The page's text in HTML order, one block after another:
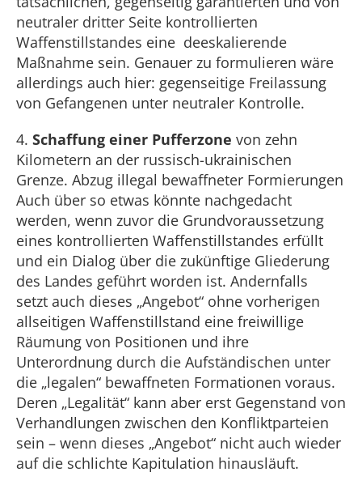
neutraler dritter Seite kontrollierten
Waffenstillstandes eine deeskalierende
Maßnahme sein. Genauer zu formulieren wäre
allerdings auch hier: gegenseitige Freilassung
von Gefangenen unter neutraler Kontrolle.
4. Schaffung einer Pufferzone von zehn
Kilometern an der russisch-ukrainischen
Grenze. Abzug illegal bewaffneter Formierungen
Auch über so etwas könnte nachgedacht
werden, wenn zuvor die Grundvoraussetzung
eines kontrollierten Waffenstillstandes erfüllt
und ein Dialog über die zukünftige Gliederung
des Landes geführt worden ist. Andernfalls
setzt auch dieses „Angebot“ ohne vorherigen
allseitigen Waffenstillstand eine freiwillige
Räumung von Positionen und ihre
Unterordnung durch die Aufständischen unter
die „legalen“ bewaffneten Formationen voraus.
Deren „Legalität“ kann aber erst Gegenstand von
Verhandlungen zwischen den Konfliktparteien
sein – wenn dieses „Angebot“ nicht auch wieder
auf die schlichte Kapitulation hinausläuft.